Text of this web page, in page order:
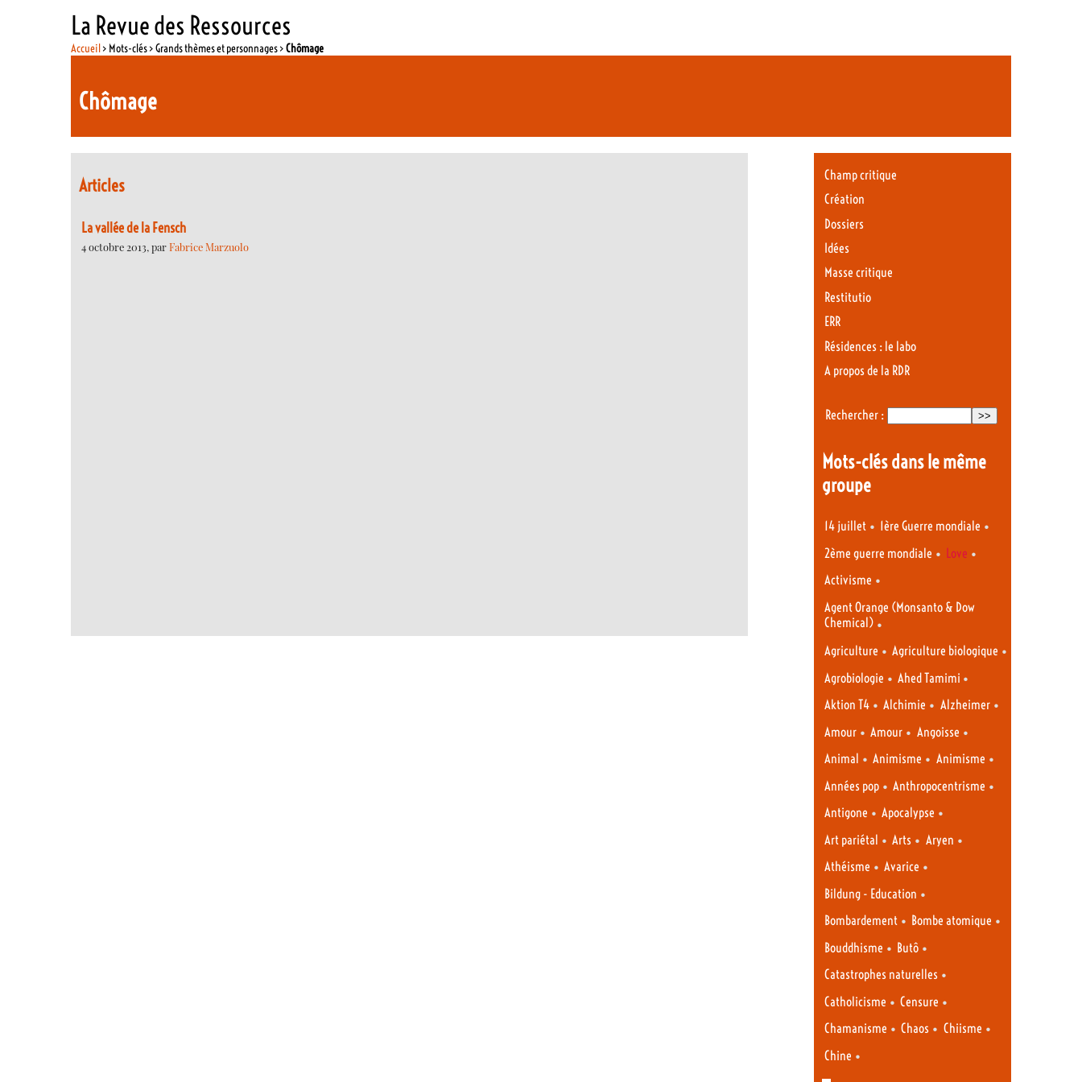
La Revue des Ressources
Accueil> Mots-clés > Grands thèmes et personnages >Chômage
Chômage
Articles
La vallée de la Fensch
4 octobre 2013, parFabrice Marzuolo
Champ critique
Création
Dossiers
Idées
Masse critique
Restitutio
ERR
Résidences : le labo
A propos de la RDR
Rechercher :
Mots-clés dans le même
groupe
14 juillet • 1ère Guerre mondiale •
2ème guerre mondiale • Love •
Activisme •
Agent Orange (Monsanto & Dow
Chemical) •
Agriculture • Agriculture biologique •
Agrobiologie • Ahed Tamimi •
Aktion T4 • Alchimie • Alzheimer•
Amour • Amour • Angoisse •
Animal • Animisme • Animisme •
Années pop • Anthropocentrisme •
Antigone • Apocalypse •
Art pariétal • Arts • Aryen •
Athéisme • Avarice •
Bildung - Education •
Bombardement • Bombe atomique •
Bouddhisme • Butô •
Catastrophes naturelles •
Catholicisme • Censure •
Chamanisme • Chaos • Chiisme •
Chine •